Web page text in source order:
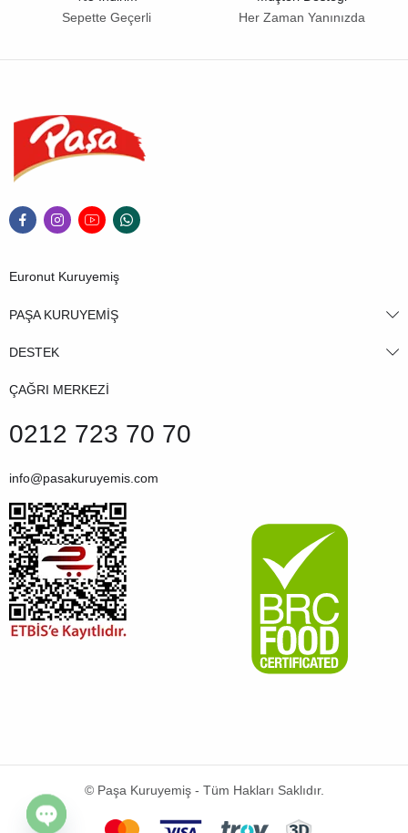
Sepette Geçerli
Her Zaman Yanınızda
Euronut Kuruyemiş
PAŞA KURUYEMİŞ
DESTEK
ÇAĞRI MERKEZİ
0212 723 70 70
info@pasakuruyemis.com
© Paşa Kuruyemiş - Tüm Hakları Saklıdır.